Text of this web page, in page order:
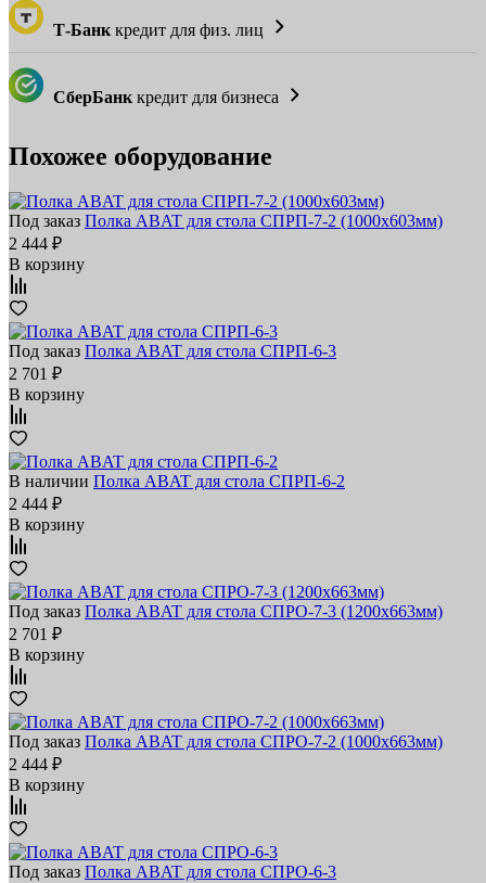
Т-Банк кредит для физ. лиц
СберБанк кредит для бизнеса
Похожее оборудование
Под заказ Полка ABAT для стола СПРП-7-2 (1000x603мм)
2 444 ₽
В корзину
Под заказ Полка ABAT для стола СПРП-6-3
2 701 ₽
В корзину
В наличии Полка ABAT для стола СПРП-6-2
2 444 ₽
В корзину
Под заказ Полка ABAT для стола СПРО-7-3 (1200x663мм)
2 701 ₽
В корзину
Под заказ Полка ABAT для стола СПРО-7-2 (1000x663мм)
2 444 ₽
В корзину
Под заказ Полка ABAT для стола СПРО-6-3